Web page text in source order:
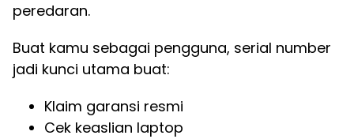
peredaran.
Buat kamu sebagai pengguna, serial number
jadi kunci utama buat:
Klaim garansi resmi
Cek keaslian laptop